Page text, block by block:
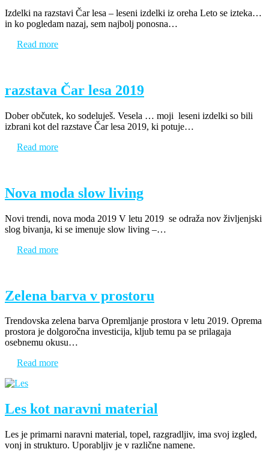
Izdelki na razstavi Čar lesa – leseni izdelki iz oreha Leto se izteka…
in ko pogledam nazaj, sem najbolj ponosna…
Read more
razstava Čar lesa 2019
Dober občutek, ko sodeluješ. Vesela … moji leseni izdelki so bili
izbrani kot del razstave Čar lesa 2019, ki potuje…
Read more
Nova moda slow living
Novi trendi, nova moda 2019 V letu 2019 se odraža nov življenjski
slog bivanja, ki se imenuje slow living –…
Read more
Zelena barva v prostoru
Trendovska zelena barva Opremljanje prostora v letu 2019. Oprema
prostora je dolgoročna investicija, kljub temu pa se prilagaja
osebnemu okusu…
Read more
Les kot naravni material
Les je primarni naravni material, topel, razgradljiv, ima svoj izgled,
vonj in strukturo. Uporabljiv je v različne namene.